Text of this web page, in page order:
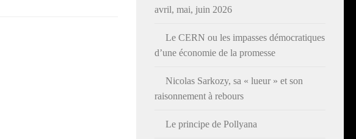
avril, mai, juin 2026
Le CERN ou les impasses démocratiques
d’une économie de la promesse
Nicolas Sarkozy, sa « lueur » et son
raisonnement à rebours
Le principe de Pollyana